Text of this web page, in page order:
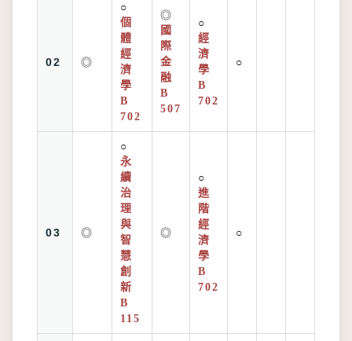
02 ◎
○
個
體
經
濟
學
B
702
◎
國
際
金
融
B
507
○
經
濟
學
B
702
○
03 ◎
○
永
續
治
理
與
智
慧
創
新
B
115
◎
○
進
階
經
濟
學
B
702
○